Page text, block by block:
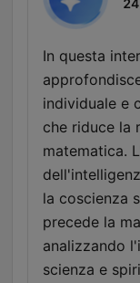
In questa
individuale e
che riduce la
matematica.
la coscienza
precede la
analizzando
scienza e